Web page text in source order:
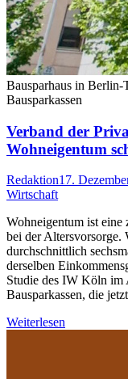
Bausparhaus in Berlin-
Bausparkassen
Verband der
Wohneigentum
Redaktion17.
Wirtschaft
Wohneigentum ist eine
bei der Altersvorsorge.
durchschnittlich
derselben
Studie des IW Köln im
Bausparkassen, die
Weiterlesen